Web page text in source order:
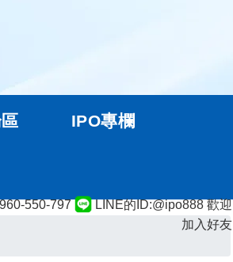
550-797
LINE的ID:@ipo888 歡迎
加入好友
IPO專欄